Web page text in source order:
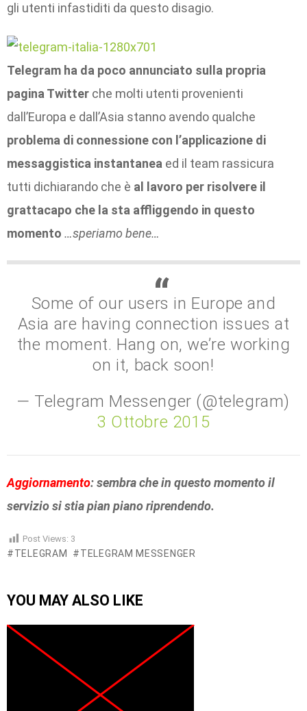
gli utenti infastiditi da questo disagio.
Telegram ha da poco annunciato sulla propria
pagina Twitter che molti utenti provenienti
dall’Europa e dall’Asia stanno avendo qualche
problema di connessione con l’applicazione di
messaggistica instantanea ed il team rassicura
tutti dichiarando che è al lavoro per risolvere il
grattacapo che la sta affliggendo in questo
momento …speriamo bene…
Some of our users in Europe and
Asia are having connection issues at
the moment. Hang on, we’re working
on it, back soon!
— Telegram Messenger (@telegram)
3 Ottobre 2015
Aggiornamento: sembra che in questo momento il
servizio si stia pian piano riprendendo.
Post Views: 3
TELEGRAM TELEGRAM MESSENGER
YOU MAY ALSO LIKE